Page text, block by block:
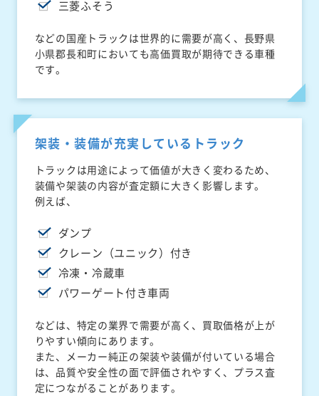
三菱ふそう
などの国産トラックは世界的に需要が高く、長野県
小県郡長和町においても高価買取が期待できる車種
です。
架装・装備が充実しているトラック
トラックは用途によって価値が大きく変わるため、
装備や架装の内容が査定額に大きく影響します。
例えば、
ダンプ
クレーン（ユニック）付き
冷凍・冷蔵車
パワーゲート付き車両
などは、特定の業界で需要が高く、買取価格が上が
りやすい傾向にあります。
また、メーカー純正の架装や装備が付いている場合
は、品質や安全性の面で評価されやすく、プラス査
定につながることがあります。